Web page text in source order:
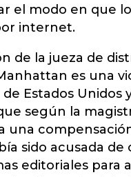
el modo en que
internet.
de la jueza de
es una
Estados Unidos
según la
una
sido acusada de
editoriales para